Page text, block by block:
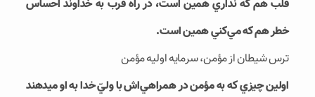
قلب هم که نداري همين است، در راه قرب به خداوند احساس
خطر هم که مي‌­کني همين است.
ترس شيطان از مؤمن، سرمايه اوليه مؤمن
اولين چيزي که به مؤمن در همراهي‌­اش با وليّ خدا به او مي‎دهند